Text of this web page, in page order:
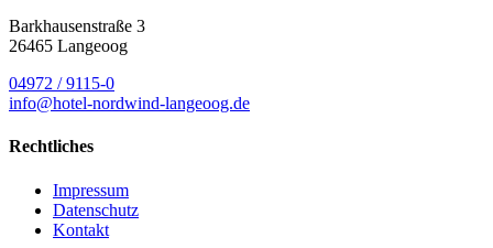
Barkhausenstraße 3
26465 Langeoog
04972 / 9115-0
info@hotel-nordwind-langeoog.de
Rechtliches
Impressum
Datenschutz
Kontakt